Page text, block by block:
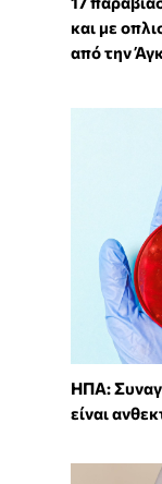
και με
από την
ΗΠΑ:
είναι